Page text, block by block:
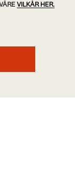
VILKÅR HER.